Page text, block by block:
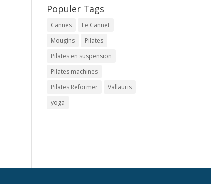
Populer Tags
Cannes
Le Cannet
Mougins
Pilates
Pilates en suspension
Pilates machines
Pilates Reformer
Vallauris
yoga